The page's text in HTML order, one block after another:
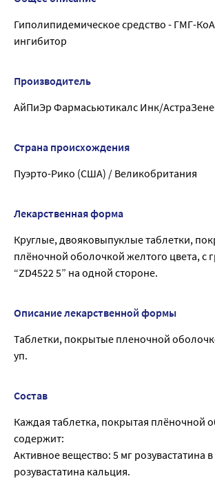
Гиполипидемическое средство - ГМГ-
ингибитор
Производитель
АйПиЭр Фармасьютикалс Инк/
Страна происхождения
Пуэрто-Рико (США) / Великобритания
Лекарственная форма
Круглые, двояковыпуклые таблетки,
плёночной оболочкой желтого цвета, с
“ZD4522 5” на одной стороне.
Описание лекарственной формы
Таблетки, покрытые пленочной
уп.
Состав
Каждая таблетка, покрытая плёночной
содержит:
Активное вещество: 5 мг розувастатина
розувастатина кальция.